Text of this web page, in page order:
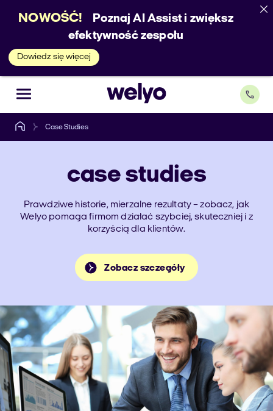
Case Studies
case studies
Prawdziwe historie, mierzalne rezultaty – zobacz, jak
Welyo pomaga firmom działać szybciej, skuteczniej i z
korzyścią dla klientów.
Zobacz szczegóły
NOWOŚĆ!
Poznaj AI Assist i zwiększ
efektywność zespołu
Dowiedz się więcej